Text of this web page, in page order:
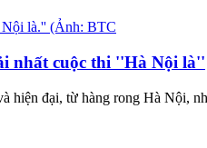
nhất cuộc thi ''Hà Nội là''
hiện đại, từ hàng rong Hà Nội,